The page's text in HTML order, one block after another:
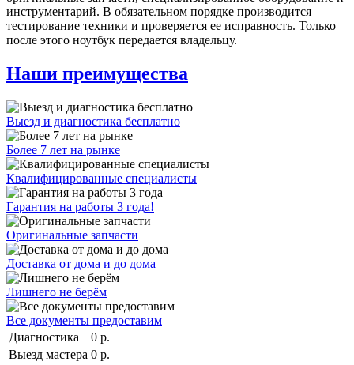
инструментарий. В обязательном порядке производится
тестирование техники и проверяется ее исправность. Только
после этого ноутбук передается владельцу.
Наши преимущества
Выезд и диагностика бесплатно
Более 7 лет на рынке
Квалифицированные специалисты
Гарантия на работы 3 года!
Оригинальные запчасти
Доставка от дома и до дома
Лишнего не берём
Все документы предоставим
Диагностика
0 р.
Выезд мастера 0 р.